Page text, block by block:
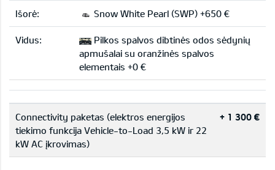
Išorė: Snow White Pearl (SWP) +650 €
Vidus:
Pilkos spalvos dibtinės odos sėdynių
apmušalai su oranžinės spalvos
elementais +0 €
Connectivity paketas (elektros energijos
tiekimo funkcija Vehicle-to-Load 3,5 kW ir 22
kW AC įkrovimas)
+ 1 300 €